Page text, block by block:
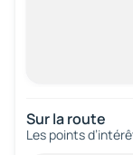
Sur la route
Les points